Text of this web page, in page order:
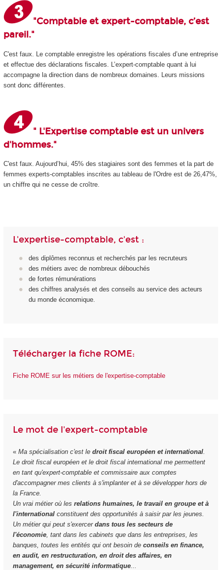
"Comptable et expert-comptable, c’est
pareil."
C'est faux. Le comptable enregistre les opérations fiscales d’une entreprise
et effectue des déclarations fiscales. L’expert-comptable quant à lui
accompagne la direction dans de nombreux domaines. Leurs missions
sont donc différentes.
" L'Expertise comptable est un univers
d'hommes."
C'est faux. Aujourd’hui, 45% des stagiaires sont des femmes et la part de
femmes experts-comptables inscrites au tableau de l'Ordre est de 26,47%,
un chiffre qui ne cesse de croître.
L'expertise-comptable, c'est :
des diplômes reconnus et recherchés par les recruteurs
des métiers avec de nombreux débouchés
de fortes rémunérations
des chiffres analysés et des conseils au service des acteurs
du monde économique.
Télécharger la fiche ROME:
Fiche ROME sur les métiers de l'expertise-comptable
Le mot de l'expert-comptable
« Ma spécialisation c'est le droit fiscal européen et international.
Le droit fiscal européen et le droit fiscal international me permettent
en tant qu'expert-comptable et commissaire aux comptes
d'accompagner mes clients à s'implanter et à se développer hors de
la France.
Un vrai métier où les relations humaines, le travail en groupe et à
l'internationalconstituent des opportunités à saisir par les jeunes.
Un métier qui peut s'exercer dans tous les secteurs de
l'économie, tant dans les cabinets que dans les entreprises, les
banques, toutes les entités qui ont besoin de conseils en finance,
en audit, en restructuration, en droit des affaires, en
management, en sécurité informatique...